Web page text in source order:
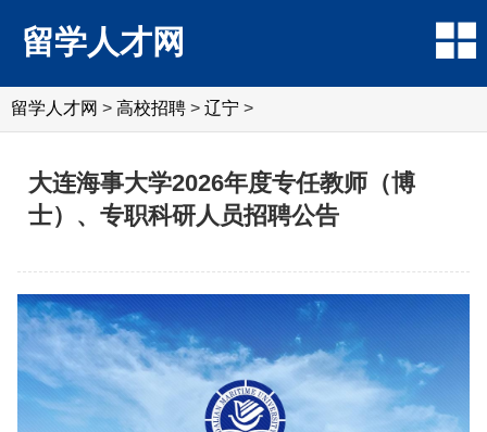
留学人才网
留学人才网 > 高校招聘 > 辽宁 >
大连海事大学2026年度专任教师（博
士）、专职科研人员招聘公告